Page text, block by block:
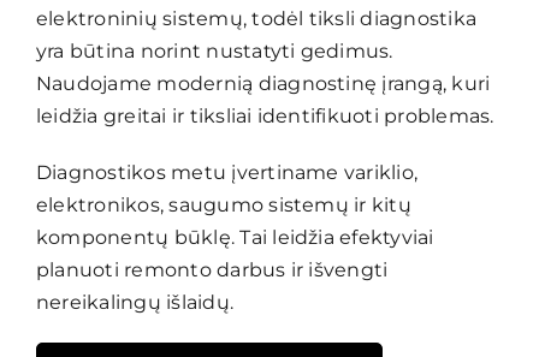
Pasiūlymai
Kontaktai
elektroninių sistemų, todėl tiksli diagnostika
yra būtina norint nustatyti gedimus.
Naudojame modernią diagnostinę įrangą, kuri
leidžia greitai ir tiksliai identifikuoti problemas.
Diagnostikos metu įvertiname variklio,
elektronikos, saugumo sistemų ir kitų
komponentų būklę. Tai leidžia efektyviai
planuoti remonto darbus ir išvengti
nereikalingų išlaidų.